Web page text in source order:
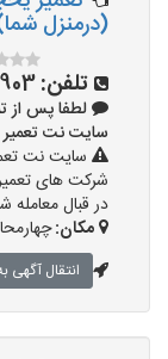
(درمنزل
تلفن:
لطفا پس از
سایت نت تعمیر دیده ام
سایت نت
شرکت های
در قبال معامله
مکان:
انتقال آگهی